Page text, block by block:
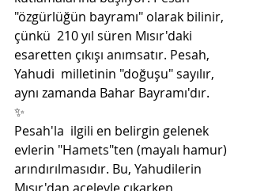
"özgürlüğün bayramı" olarak bilinir,
çünkü  210 yıl süren Mısır'daki
esaretten çıkışı anımsatır. Pesah,
Yahudi  milletinin "doğuşu" sayılır,
aynı zamanda Bahar Bayramı'dır.
✨
Pesah'la  ilgili en belirgin gelenek
evlerin "Hamets"ten (mayalı hamur)
arındırılmasıdır. Bu, Yahudilerin